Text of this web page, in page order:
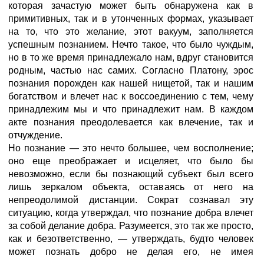
которая зачастую может быть обнаружена как в
примитивных, так и в утонченных формах, указывает
на то, что это желание, этот вакуум, заполняется
успешным познанием. Нечто такое, что было чуждым,
но в то же время принадлежало нам, вдруг становится
родным, частью нас самих. Согласно Платону, эрос
познания порожден как нашей нищетой, так и нашим
богатством и влечет нас к воссоединению с тем, чему
принадлежим мы и что принадлежит нам. В каждом
акте познания преодолевается как влечение, так и
отчуждение.
Но познание — это нечто большее, чем восполнение;
оно еще преображает и исцеляет, что было бы
невозможно, если бы познающий субъект был всего
лишь зеркалом объекта, оставаясь от него на
непреодолимой дистанции. Сократ сознавал эту
ситуацию, когда утверждал, что познание добра влечет
за собой делание добра. Разумеется, это так же просто,
как и безответственно, — утверждать, будто человек
может познать добро не делая его, не имея